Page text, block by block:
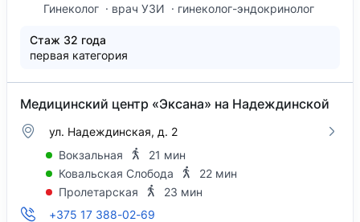
Гинеколог врач УЗИ гинеколог-эндокринолог
Стаж 32 года
первая категория
Медицинский центр «Эксана» на Надеждинской
ул. Надеждинская, д. 2
Вокзальная
21 мин
Ковальская Слобода
22 мин
Пролетарская
23 мин
+375 17 388-02-69